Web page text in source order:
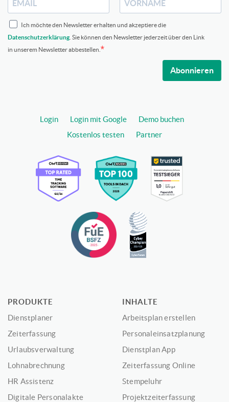
Ich möchte den Newsletter erhalten und akzeptiere die
Datenschutzerklärung . Sie können den Newsletter jederzeit über den Link
in unserem Newsletter abbestellen.
Abonnieren
Login Login mit Google
Demo buchen
Kostenlos testen
Partner
PRODUKTE
Dienstplaner
Zeiterfassung
Urlaubsverwaltung
Lohnabrechnung
HR Assistenz
Digitale Personalakte
INHALTE
Arbeitsplan erstellen
Personaleinsatzplanung
Dienstplan App
Zeiterfassung Online
Stempeluhr
Projektzeiterfassung